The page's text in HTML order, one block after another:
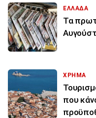
ΕΛΛΑΔΑ
Τα
ΧΡΗΜΑ
που